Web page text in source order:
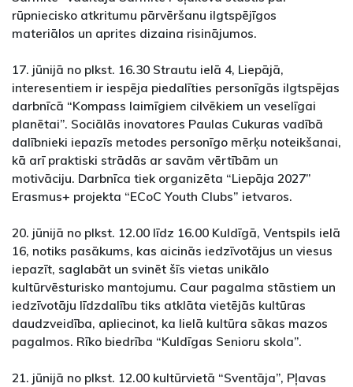
rūpniecisko atkritumu pārvēršanu ilgtspējīgos
materiālos un aprites dizaina risinājumos.
17. jūnijā no plkst. 16.30 Strautu ielā 4, Liepājā,
interesentiem ir iespēja piedalīties personīgās ilgtspējas
darbnīcā “Kompass laimīgiem cilvēkiem un veselīgai
planētai”. Sociālās inovatores Paulas Cukuras vadībā
dalībnieki iepazīs metodes personīgo mērķu noteikšanai,
kā arī praktiski strādās ar savām vērtībām un
motivāciju. Darbnīca tiek organizēta “Liepāja 2027”
Erasmus+ projekta “ECoC Youth Clubs” ietvaros.
20. jūnijā no plkst. 12.00 līdz 16.00 Kuldīgā, Ventspils ielā
16, notiks pasākums, kas aicinās iedzīvotājus un viesus
iepazīt, saglabāt un svinēt šīs vietas unikālo
kultūrvēsturisko mantojumu. Caur pagalma stāstiem un
iedzīvotāju līdzdalību tiks atklāta vietējās kultūras
daudzveidība, apliecinot, ka lielā kultūra sākas mazos
pagalmos. Rīko biedrība “Kuldīgas Senioru skola”.
21. jūnijā no plkst. 12.00 kultūrvietā “Sventāja”, Pļavas